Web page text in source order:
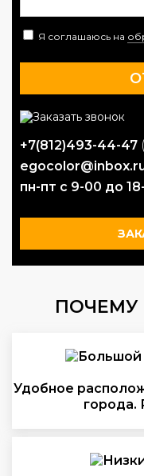
Я соглашаюсь на
+7(812)493-44-47
пн-пт с 9-00 до
ПОЧЕМУ
Удобное
города.